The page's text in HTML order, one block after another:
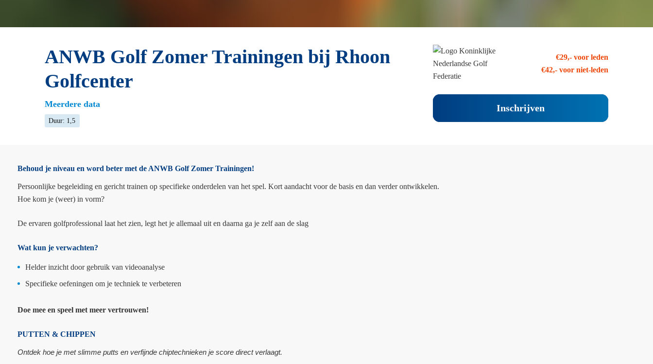
ANWB Golf Zomer Trainingen bij Rhoon
Golfcenter
Meerdere data
Duur: 1,5
€29,- voor leden
€42,- voor niet-leden
Inschrijven
Behoud je niveau en word beter met de ANWB Golf Zomer Trainingen!
Persoonlijke begeleiding en gericht trainen op specifieke onderdelen van het spel. Kort aandacht voor de basis en dan verder ontwikkelen.
Hoe kom je (weer) in vorm?
De ervaren golfprofessional laat het zien, legt het je allemaal uit en daarna ga je zelf aan de slag
Wat kun je verwachten?
Helder inzicht door gebruik van videoanalyse
Specifieke oefeningen om je techniek te verbeteren
Doe mee en speel met meer vertrouwen!
PUTTEN & CHIPPEN
Ontdek hoe je met slimme putts en verfijnde chiptechnieken je score direct verlaagt.